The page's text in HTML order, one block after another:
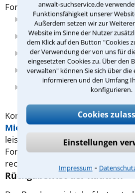
anwalt-suchservice.de
Funktionsfähigkeit unserer
Außerdem setzen wir zur
Website im Sinne der Nutzer
dem Klick auf den Button "Cookies
der Verwendung der von uns für
eingesetzten Cookies zu. Über den
verwalten" können Sie sich über die
informieren und den Umfang
konfigurieren.
Cookies
Einstellungen
Impressum ⁃
Forderungen können sich
Mietrückständen,
offenen Nebenkosten,
Schäden an der Wohnung,
unterlassenen
Unzugsschäden.
Kommt es zum Streit, kann
Mietrechtspezialisierter
leisten - denn alle vom Vermieter
Forderungen müssen daraufhin
rechtmäßig sind.
Rückgabefrist der Kaution